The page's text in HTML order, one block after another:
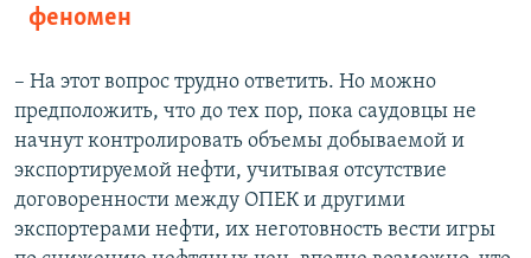
феномен
– На этот вопрос трудно ответить. Но можно
предположить, что до тех пор, пока саудовцы не
начнут контролировать объемы добываемой и
экспортируемой нефти, учитывая отсутствие
договоренности между ОПЕК и другими
экспортерами нефти, их неготовность вести игры